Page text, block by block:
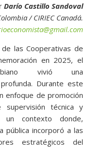
Darío Castillo Sandoval
/ CIRIEC Canadá.
las Cooperativas de
en 2025, el
vivió una
Durante este
enfoque de promoción
técnica y
un contexto donde,
pública incorporó a las
estratégicos del